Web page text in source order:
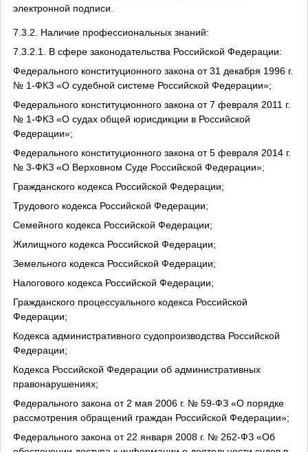
электронной подписи.
7.3.2. Наличие профессиональных знаний:
7.3.2.1. В сфере законодательства Российской Федерации:
Федерального конституционного закона от 31 декабря 1996 г.
№ 1-ФКЗ «О судебной системе Российской Федерации»;
Федерального конституционного закона от 7 февраля 2011 г.
№ 1-ФКЗ «О судах общей юрисдикции в Российской
Федерации»;
Федерального конституционного закона от 5 февраля 2014 г.
№ 3-ФКЗ «О Верховном Суде Российской Федерации»;
Гражданского кодекса Российской Федерации;
Трудового кодекса Российской Федерации;
Семейного кодекса Российской Федерации;
Жилищного кодекса Российской Федерации;
Земельного кодекса Российской Федерации;
Налогового кодекса Российской Федерации;
Гражданского процессуального кодекса Российской
Федерации;
Кодекса административного судопроизводства Российской
Федерации;
Кодекса Российской Федерации об административных
правонарушениях;
Федерального закона от 2 мая 2006 г. № 59-ФЗ «О порядке
рассмотрения обращений граждан Российской Федерации»;
Федерального закона от 22 января 2008 г. № 262-ФЗ «Об